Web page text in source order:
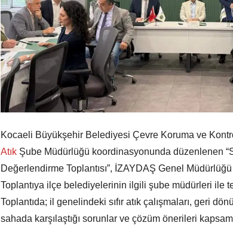
Kocaeli Büyükşehir Belediyesi Çevre Koruma ve
Atık Şube Müdürlüğü koordinasyonunda düzenlenen
Değerlendirme Toplantısı”, İZAYDAŞ Genel
Toplantıya ilçe belediyelerinin ilgili şube müdürleri ile
Toplantıda; il genelindeki sıfır atık çalışmaları, geri
sahada karşılaştığı sorunlar ve çözüm önerileri